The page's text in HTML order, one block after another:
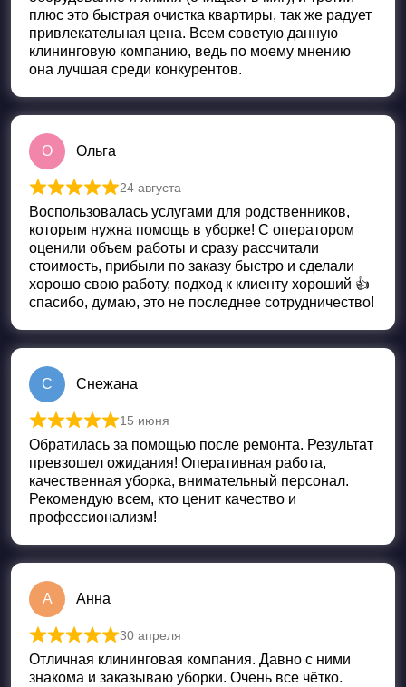
плюс это быстрая очистка квартиры, так же радует
привлекательная цена. Всем советую данную
клининговую компанию, ведь по моему мнению
она лучшая среди конкурентов.
О Ольга
Оценка из 5
24 августа
Воспользовалась услугами для родственников,
которым нужна помощь в уборке! С оператором
оценили объем работы и сразу рассчитали
стоимость, прибыли по заказу быстро и сделали
хорошо свою работу, подход к клиенту хороший 👍
спасибо, думаю, это не последнее сотрудничество!
С Снежана
Оценка
15 июня
Обратилась за помощью после ремонта. Результат
превзошел ожидания! Оперативная работа,
качественная уборка, внимательный персонал.
Рекомендую всем, кто ценит качество и
профессионализм!
А Анна
Оценка из 5
30 апреля
Отличная клининговая компания. Давно с ними
знакома и заказываю уборки. Очень все чётко.